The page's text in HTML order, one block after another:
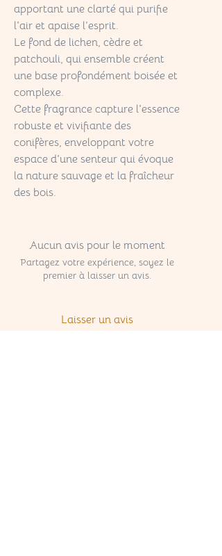
apportant une clarté qui purifie
l'air et apaise l’esprit.
Le fond de lichen, cèdre et
patchouli, qui ensemble créent
une base profondément boisée et
complexe.
Cette fragrance capture l'essence
robuste et vivifiante des
conifères, enveloppant votre
espace d'une senteur qui évoque
la nature sauvage et la fraîcheur
des bois.
Aucun avis pour le moment
Partagez votre expérience, soyez le
premier à laisser un avis.
Laisser un avis